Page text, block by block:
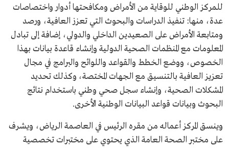
للمركز الوطني للوقاية من الأمراض ومكافحتها أدوار واختصاصات
عدة، منها: تنفيذ الدراسات والبحوث التي تعزز العافية، ورصد
ومتابعة الأمراض على الصعيدين الداخلي والدولي، إضافة إلى تبادل
المعلومات مع المنظمات الصحية الدولية وإنشاء قاعدة بيانات بهذا
الخصوص، ووضع الخطط والقواعد واللوائح والبرامج في مجال
تعزيز العافية بالتنسيق مع الجهات المختصة، وكذلك تحديد
المشكلات الصحية، وإنشاء سجل صحي وطني باستخدام نتائج
البحوث وبيانات قواعد البيانات الوطنية الأخرى.
وينسق المركز أعماله من مقره الرئيس في العاصمة الرياض، ويشرف
على مختبر الصحة العامة الذي يحتوي على مختبرات تخصصية